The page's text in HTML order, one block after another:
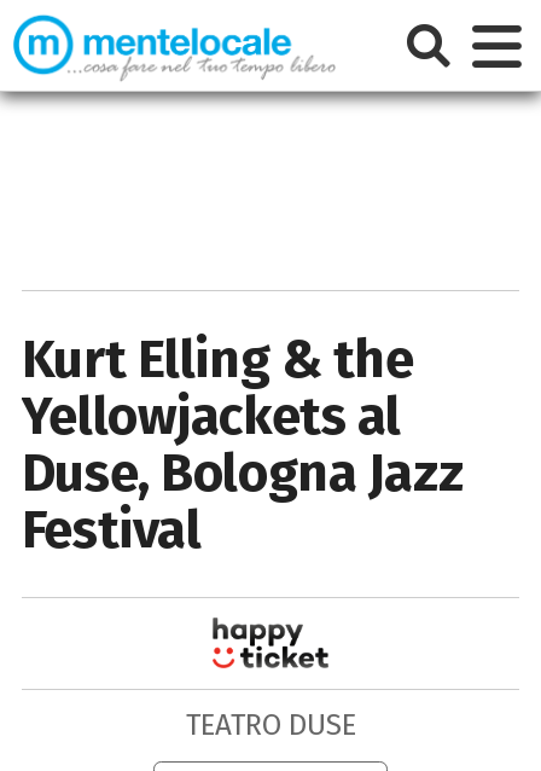
Kurt Elling & the
Yellowjackets al
Duse, Bologna Jazz
Festival
TEATRO DUSE